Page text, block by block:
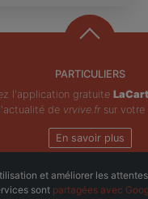
PARTICULIERS
l'application gratuite
l'actualité de vrvive.frsur votre
En savoir plus
© ZeMAP 2026 - Tous
et améliorer les
sont partagées avec